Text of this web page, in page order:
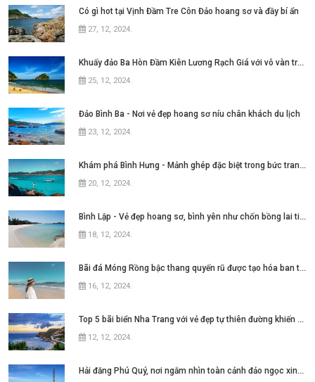
Có gì hot tại Vịnh Đầm Tre Côn Đảo hoang sơ và đầy bí ẩn
27, 12, 2024.
Khuấy đảo Ba Hòn Đầm Kiên Lương Rạch Giá với vô vàn trải nghiệm
25, 12, 2024.
Đảo Bình Ba - Nơi vẻ đẹp hoang sơ níu chân khách du lịch
23, 12, 2024.
Khám phá Bình Hưng - Mảnh ghép đặc biệt trong bức tranh Tứ Bình tại Nha Trang
20, 12, 2024.
Bình Lập - Vẻ đẹp hoang sơ, bình yên như chốn bồng lai tiên cảnh
18, 12, 2024.
Bãi đá Móng Rồng bậc thang quyến rũ được tạo hóa ban tặng cho Cô Tô
16, 12, 2024.
Top 5 bãi biển Nha Trang với vẻ đẹp tự thiên đường khiến bao người thương nhớ
12, 12, 2024.
Hải đăng Phú Quý, nơi ngắm nhìn toàn cảnh đảo ngọc xinh đẹp